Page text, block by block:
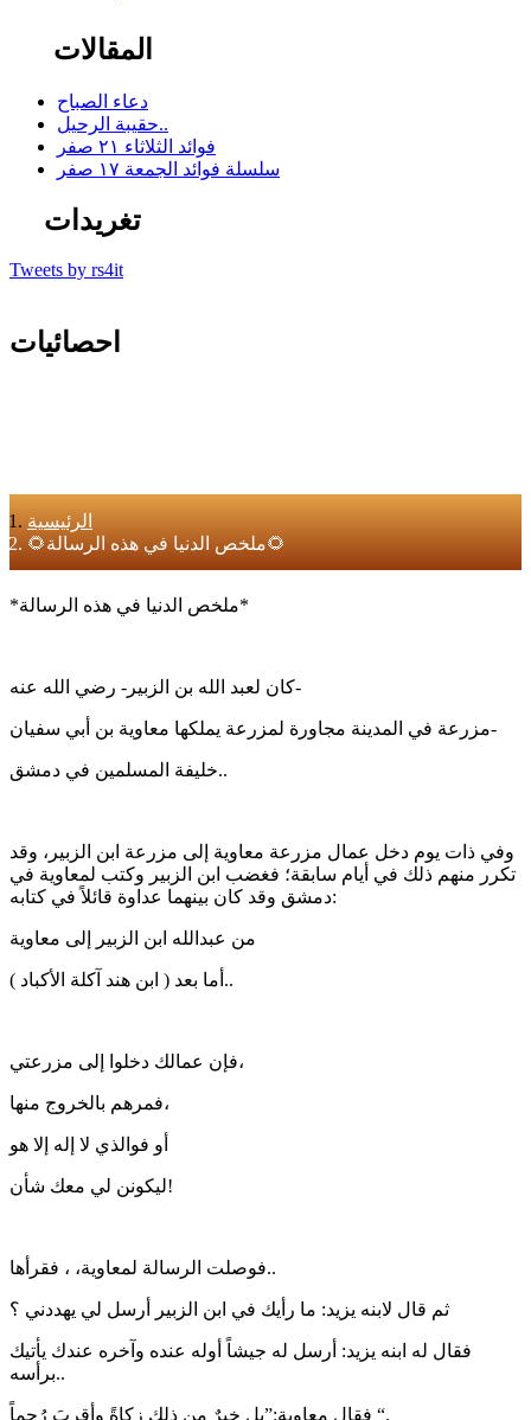
المقالات
دعاء الصباح
حقيبة الرحيل..
فوائد الثلاثاء ٢١ صفر
سلسلة فوائد الجمعة ١٧ صفر
تغريدات
Tweets by rs4it
احصائيات
الرئيسية
🌻ملخص الدنيا في هذه الرسالة🌻
*ملخص الدنيا في هذه الرسالة*
كان لعبد الله بن الزبير- رضي الله عنه-
مزرعة في المدينة مجاورة لمزرعة يملكها معاوية بن أبي سفيان-
خليفة المسلمين في دمشق..
وفي ذات يوم دخل عمال مزرعة معاوية إلى مزرعة ابن الزبير، وقد
تكرر منهم ذلك في أيام سابقة؛ فغضب ابن الزبير وكتب لمعاوية في
دمشق وقد كان بينهما عداوة قائلاً في كتابه:
من عبدالله ابن الزبير إلى معاوية
( ابن هند آكلة الأكباد ) أما بعد..
فإن عمالك دخلوا إلى مزرعتي،
فمرهم بالخروج منها،
أو فوالذي لا إله إلا هو
ليكونن لي معك شأن!
فوصلت الرسالة لمعاوية، ، فقرأها..
ثم قال لابنه يزيد: ما رأيك في ابن الزبير أرسل لي يهددني ؟
فقال له ابنه يزيد: أرسل له جيشاً أوله عنده وآخره عندك يأتيك
برأسه..
فقال معاوية:”بل خيرٌ من ذلك زكاةً وأقربَ رُحماً “.